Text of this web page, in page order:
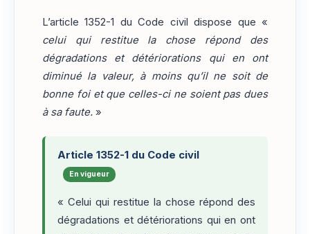
L’article 1352-1 du Code civil dispose que «
celui qui restitue la chose répond des
dégradations et détériorations qui en ont
diminué la valeur, à moins qu’il ne soit de
bonne foi et que celles-ci ne soient pas dues
à sa faute. »
Article 1352-1 du Code civil
En vigueur
« Celui qui restitue la chose répond des
dégradations et détériorations qui en ont